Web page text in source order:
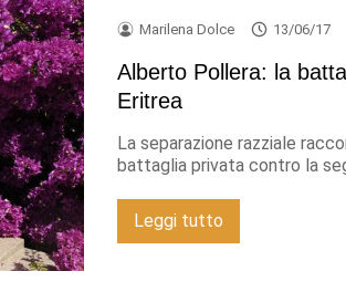
Marilena Dolce 13/06/17
Alberto Pollera: la
Eritrea
La separazione razziale
battaglia privata contro la
Leggi tutto